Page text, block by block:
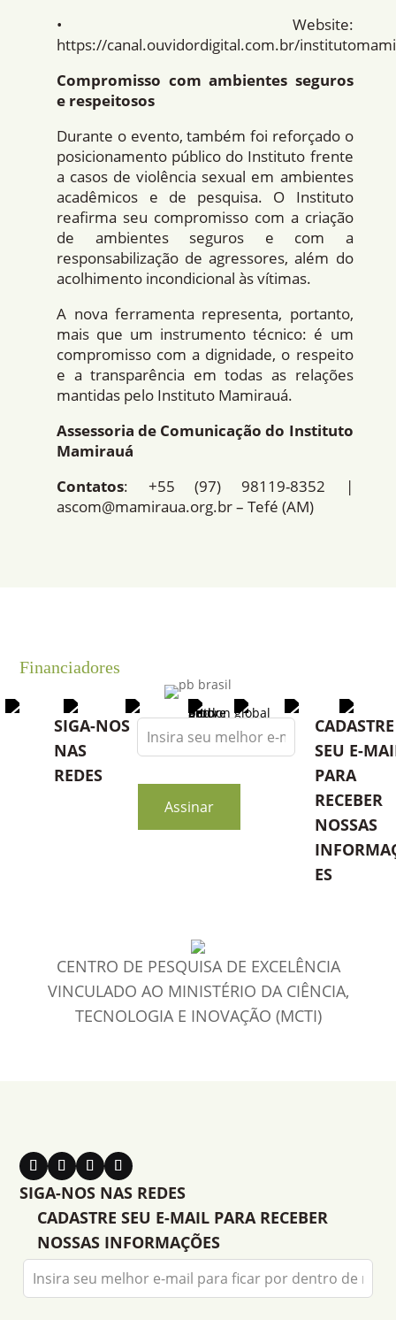
• Website:
https://canal.ouvidordigital.com.br/
Compromisso com ambientes seguros
e respeitosos
Durante o evento, também foi reforçado o
posicionamento público do Instituto frente
a casos de violência sexual em ambientes
acadêmicos e de pesquisa. O Instituto
reafirma seu compromisso com a criação
de ambientes seguros e com a
responsabilização de agressores, além do
acolhimento incondicional às vítimas.
A nova ferramenta representa, portanto,
mais que um instrumento técnico: é um
compromisso com a dignidade, o respeito
e a transparência em todas as relações
mantidas pelo Instituto Mamirauá.
Assessoria de Comunicação do Instituto
Mamirauá
Contatos: +55 (97) 98119-8352 |
ascom@mamiraua.org.br – Tefé (AM)
Financiadores
SIGA-NOS
NAS
REDES
Leave
this
blank
Assinar
CADASTRE
SEU E-
PARA
RECEBER
NOSSAS
ES
CENTRO DE PESQUISA DE EXCELÊNCIA
VINCULADO AO MINISTÉRIO DA CIÊNCIA,
TECNOLOGIA E INOVAÇÃO (MCTI)
SIGA-NOS NAS REDES
CADASTRE SEU E-MAIL PARA RECEBER
NOSSAS INFORMAÇÕES
Leave
this